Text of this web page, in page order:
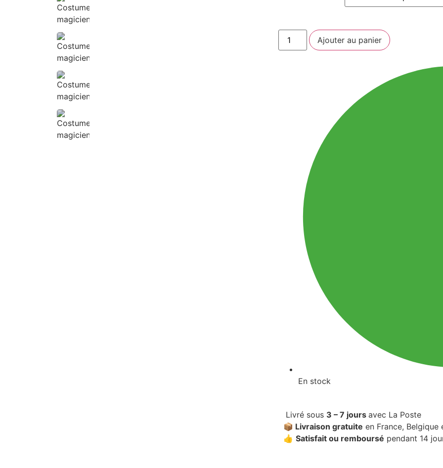
Ajouter au panier
En stock
Livré sous 3 – 7 jours avec La Poste
📦 Livraison gratuite en France, Belgique
👍 Satisfait ou remboursé pendant 14